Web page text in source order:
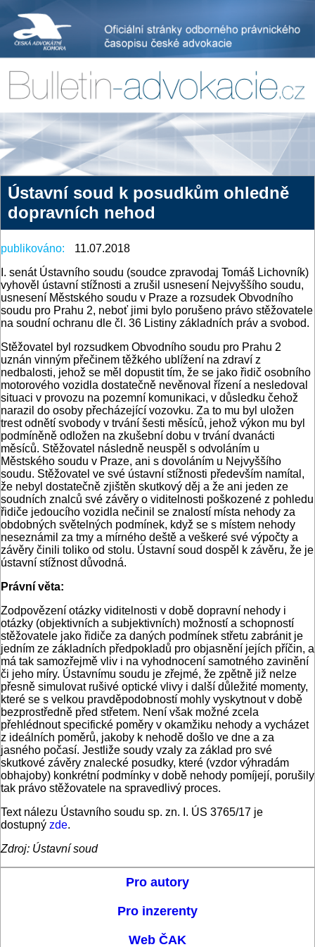
Ústavní soud k posudkům ohledně
dopravních nehod
publikováno:
11.07.2018
I. senát Ústavního soudu (soudce zpravodaj Tomáš Lichovník)
vyhověl ústavní stížnosti a zrušil usnesení Nejvyššího soudu,
usnesení Městského soudu v Praze a rozsudek Obvodního
soudu pro Prahu 2, neboť jimi bylo porušeno právo stěžovatele
na soudní ochranu dle čl. 36 Listiny základních práv a svobod.
Stěžovatel byl rozsudkem Obvodního soudu pro Prahu 2
uznán vinným přečinem těžkého ublížení na zdraví z
nedbalosti, jehož se měl dopustit tím, že se jako řidič osobního
motorového vozidla dostatečně nevěnoval řízení a nesledoval
situaci v provozu na pozemní komunikaci, v důsledku čehož
narazil do osoby přecházející vozovku. Za to mu byl uložen
trest odnětí svobody v trvání šesti měsíců, jehož výkon mu byl
podmíněně odložen na zkušební dobu v trvání dvanácti
měsíců. Stěžovatel následně neuspěl s odvoláním u
Městského soudu v Praze, ani s dovoláním u Nejvyššího
soudu. Stěžovatel ve své ústavní stížnosti především namítal,
že nebyl dostatečně zjištěn skutkový děj a že ani jeden ze
soudních znalců své závěry o viditelnosti poškozené z pohledu
řidiče jedoucího vozidla nečinil se znalostí místa nehody za
obdobných světelných podmínek, když se s místem nehody
neseznámil za tmy a mírného deště a veškeré své výpočty a
závěry činili toliko od stolu. Ústavní soud dospěl k závěru, že je
ústavní stížnost důvodná.
Právní věta:
Zodpovězení otázky viditelnosti v době dopravní nehody i
otázky (objektivních a subjektivních) možností a schopností
stěžovatele jako řidiče za daných podmínek střetu zabránit je
jedním ze základních předpokladů pro objasnění jejích příčin, a
má tak samozřejmě vliv i na vyhodnocení samotného zavinění
či jeho míry. Ústavnímu soudu je zřejmé, že zpětně již nelze
přesně simulovat rušivé optické vlivy i další důležité momenty,
které se s velkou pravděpodobností mohly vyskytnout v době
bezprostředně před střetem. Není však možné zcela
přehlédnout specifické poměry v okamžiku nehody a vycházet
z ideálních poměrů, jakoby k nehodě došlo ve dne a za
jasného počasí. Jestliže soudy vzaly za základ pro své
skutkové závěry znalecké posudky, které (vzdor výhradám
obhajoby) konkrétní podmínky v době nehody pomíjejí, porušily
tak právo stěžovatele na spravedlivý proces.
Text nálezu Ústavního soudu sp. zn. I. ÚS 3765/17 je
dostupný zde.
Zdroj: Ústavní soud
Pro autory
Pro inzerenty
Web ČAK